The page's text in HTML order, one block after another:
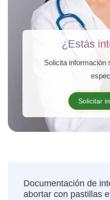
¿Estás
Solicita información
Solicitar
Documentación de
abortar con pastillas